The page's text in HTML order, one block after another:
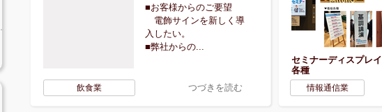
飲食業
■お客様からのご要望
電飾サインを新しく導
入したい。
■弊社からの...
つづきを読む
セミナーディスプレイ
各種
情報通信業